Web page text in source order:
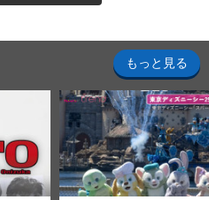
もっと見る